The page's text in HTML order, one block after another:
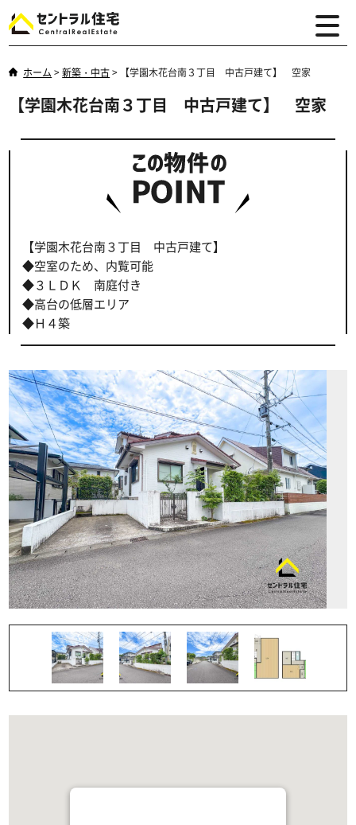
ホーム >新築・中古> 【学園木花台南３丁目 中古戸建て】 空家
【学園木花台南３丁目 中古戸建て】 空家
【学園木花台南３丁目 中古戸建て】
◆空室のため、内覧可能
◆３ＬＤＫ 南庭付き
◆高台の低層エリア
◆Ｈ４築